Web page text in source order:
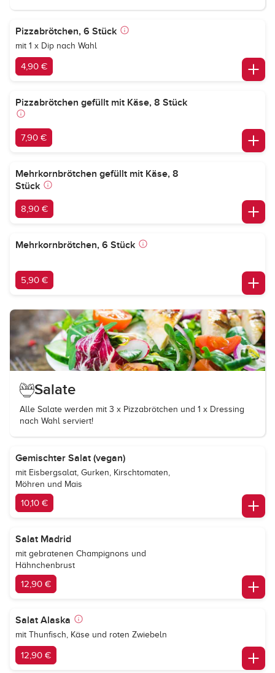
Pizzabrötchen, 6 Stück
mit 1 x Dip nach Wahl
4,90 €
Pizzabrötchen gefüllt mit Käse, 8 Stück
7,90 €
Mehrkornbrötchen gefüllt mit Käse, 8
Stück
8,90 €
Mehrkornbrötchen, 6 Stück
5,90 €
Salate
Alle Salate werden mit 3 x Pizzabrötchen und 1 x Dressing
nach Wahl serviert!
Gemischter Salat (vegan)
mit Eisbergsalat, Gurken, Kirschtomaten,
Möhren und Mais
10,10 €
Salat Madrid
mit gebratenen Champignons und
Hähnchenbrust
12,90 €
Salat Alaska
mit Thunfisch, Käse und roten Zwiebeln
12,90 €